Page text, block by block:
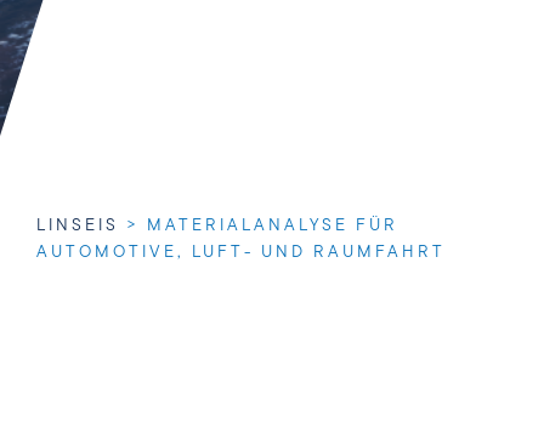
LINSEIS > MATERIALANALYSE FÜR
AUTOMOTIVE, LUFT- UND RAUMFAHRT